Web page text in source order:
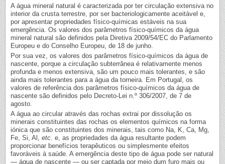
A água mineral natural é caracterizada por ter circulação extensiva no
interior da crusta terrestre, por ser bacteriologicamente aceitável e,
por apresentar propriedades físico-químicas estáveis na sua
emergência. Os valores dos parâmetros físico-químicos da água
mineral natural são definidos pela Diretiva 2009/54/EC do Parlamento
Europeu e do Conselho Europeu, de 18 de junho.
Por sua vez, os valores dos parâmetros físico-químicos da água de
nascente, porque a circulação subterrânea é relativamente menos
profunda e menos extensiva, são um pouco mais tolerantes, e são
ainda mais tolerantes para a água da torneira. Em Portugal, os
valores de referência dos parâmetros físico-químicos da água de
nascente são definidos pelo Decreto-Lei n.º 306/2007, de 7 de
agosto.
A água ao circular através das rochas extrai por dissolução os
minerais constituintes das rochas os elementos químicos na forma
iónica que são constituintes dos minerais, tais como Na, K, Ca, Mg,
Fe, Si, Al, etc. e, as propriedades da água resultante podem
proporcionar benefícios terapêuticos ou simplesmente efeitos
favoráveis à saúde. A emergência deste tipo de água pode ser natural
— água de nascente — ou ser captada por meio dum furo mais ou